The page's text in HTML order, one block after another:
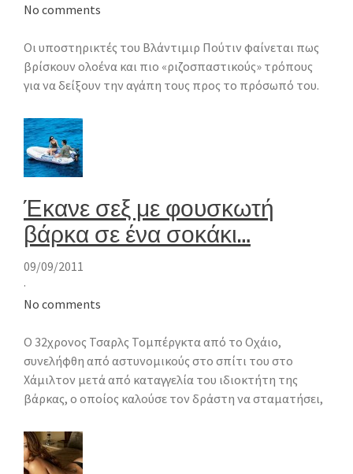
No comments
Οι υποστηρικτές του Βλάντιμιρ Πούτιν φαίνεται πως
βρίσκουν ολοένα και πιο «ριζοσπαστικούς» τρόπους
για να δείξουν την αγάπη τους προς το πρόσωπό του.
Έκανε σεξ με φουσκωτή
βάρκα σε ένα σοκάκι…
09/09/2011
·
No comments
Ο 32χρονος Τσαρλς Τομπέργκτα από το Οχάιο,
συνελήφθη από αστυνομικούς στο σπίτι του στο
Χάμιλτον μετά από καταγγελία του ιδιοκτήτη της
βάρκας, ο οποίος καλούσε τον δράστη να σταματήσει,